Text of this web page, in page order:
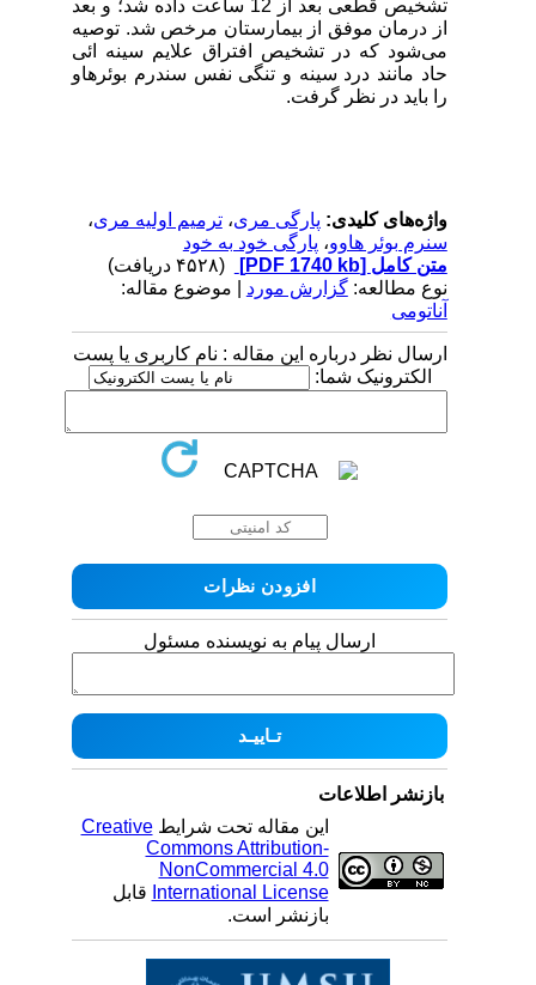
تشخیص قطعی بعد از 12 ساعت داده شد؛ و بعد
از درمان موفق از بیمارستان مرخص شد. توصیه
می‌شود که در تشخیص افتراق علایم سینه ائی
حاد مانند درد سینه و تنگی نفس سندرم بوئرهاو
را باید در نظر گرفت.
واژه‌های کلیدی:پارگی مری،ترمیم اولیه مری،
سنرم بوئر هاوو،پارگی خود به خود
متن کامل[PDF 1740 kb]
نوع مطالعه:گزارش مورد | موضوع مقاله:
آناتومی
ارسال نظر درباره این مقاله : نام کاربری یا پست
الکترونیک شما:
ارسال پیام به نویسنده مسئول
بازنشر اطلاعات
این مقاله تحت شرایطCreative
Commons Attribution-
NonCommercial 4.0
International Licenseقابل
بازنشر است.